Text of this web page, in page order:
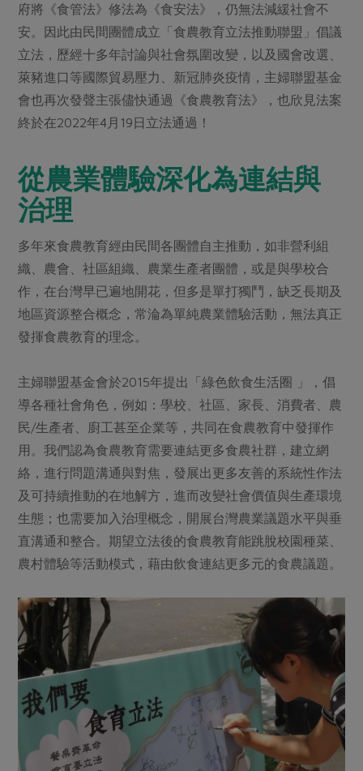
美妝保養 個人清潔
家庭清潔 織品
日用品 圖書禮品
防災用品
優惠專區
樂齡友善
主題食譜
年菜食譜
養身食補
高麗菜海鮮煎餅
更多議題活動
傳到心坎裡，誠心又澎派
生活者e週報
綠主張月刊
典藏閱覽室
社務專區
選舉專區
最新消息
下載專區
地區活動
社務會議 地區活動
活動報下載
府將《食管法》修法為《食安法》，仍無法減緩社會不
安。因此由民間團體成立「食農教育立法推動聯盟」倡議
立法，歷經十多年討論與社會氛圍改變，以及國會改選、
萊豬進口等國際貿易壓力、新冠肺炎疫情，主婦聯盟基金
會也再次發聲主張儘快通過《食農教育法》，也欣見法案
終於在2022年4月19日立法通過！
從農業體驗深化為連結與
治理
多年來食農教育經由民間各團體自主推動，如非營利組
織、農會、社區組織、農業生產者團體，或是與學校合
作，在台灣早已遍地開花，但多是單打獨鬥，缺乏長期及
地區資源整合概念，常淪為單純農業體驗活動，無法真正
發揮食農教育的理念。
主婦聯盟基金會於2015年提出「綠色飲食生活圈 」，倡
導各種社會角色，例如：學校、社區、家長、消費者、農
民/生產者、廚工甚至企業等，共同在食農教育中發揮作
用。我們認為食農教育需要連結更多食農社群，建立網
絡，進行問題溝通與對焦，發展出更多友善的系統性作法
及可持續推動的在地解方，進而改變社會價值與生產環境
生態；也需要加入治理概念，開展台灣農業議題水平與垂
直溝通和整合。期望立法後的食農教育能跳脫校園種菜、
農村體驗等活動模式，藉由飲食連結更多元的食農議題。